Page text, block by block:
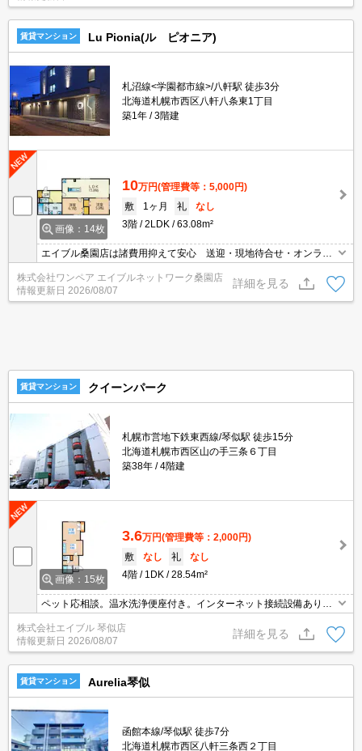
賃貸マンション Lu Pionia(ル ピオニア)
札沼線<学園都市線>/八軒駅 徒歩3分
北海道札幌市西区八軒八条東1丁目
築1年
3階建
画像：14枚
10万円(管理費等：5,000円)
敷
1ヶ月 礼
なし
3階
2LDK 63.08m²
エイブル桑園店は諸費用抑えて安心 送迎・現地待合せ・オンライ
ン対応 個室相談 当店未掲載物件もご紹介
株式会社ワンペア エイブルネットワーク桑園店
情報更新日 2026/08/07
詳細を見る
賃貸マンション クイーンパーク
札幌市営地下鉄東西線/琴似駅 徒歩15分
北海道札幌市西区山の手三条６丁目
築38年
4階建
画像：15枚
3.6万円(管理費等：2,000円)
敷
なし 礼
なし
4階
1DK 28.54m²
ペット応相談。温水洗浄便座付き。インターネット接続設備あり。
TVインターホン付き。駐輪場有。ロードヒーティング。24時間換気
システム。日当たり良好！心地よい室内環境！。初期費用カード払
い可。
株式会社エイブル 琴似店
情報更新日 2026/08/07
詳細を見る
賃貸マンション Aurelia琴似
函館本線/琴似駅 徒歩7分
北海道札幌市西区八軒三条西２丁目